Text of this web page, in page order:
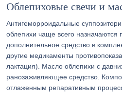
Облепиховые свечи и
Антигеморроидальные
облепихи чаще всего назначаются
дополнительное средство в
другие медикаменты
лактация). Масло облепихи с
ранозаживляющее средство.
отлаженным репаративным